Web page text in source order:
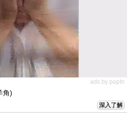
ads by popIn
角)
深入了解